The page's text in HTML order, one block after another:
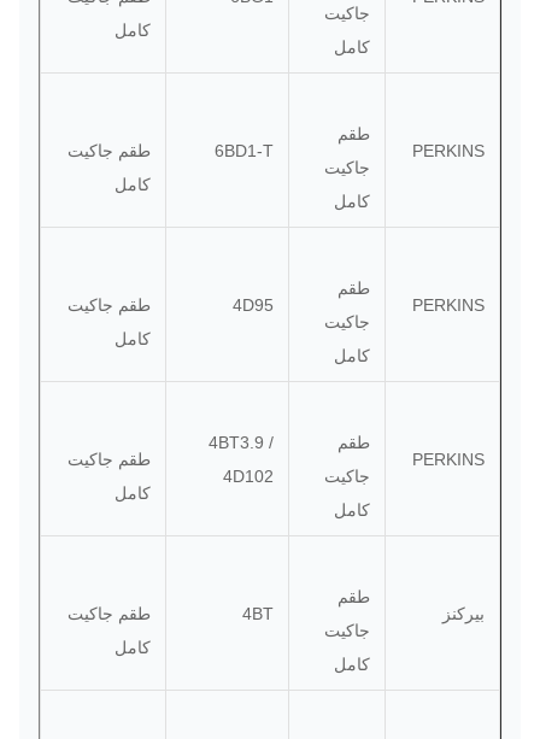
جاكيت
كامل
كامل
PERKINS
طقم
جاكيت
كامل
6BD1-T
طقم جاكيت
كامل
PERKINS
طقم
جاكيت
كامل
4D95
طقم جاكيت
كامل
PERKINS
طقم
جاكيت
كامل
4BT3.9 /
4D102
طقم جاكيت
كامل
بيركنز
طقم
جاكيت
كامل
4BT
طقم جاكيت
كامل